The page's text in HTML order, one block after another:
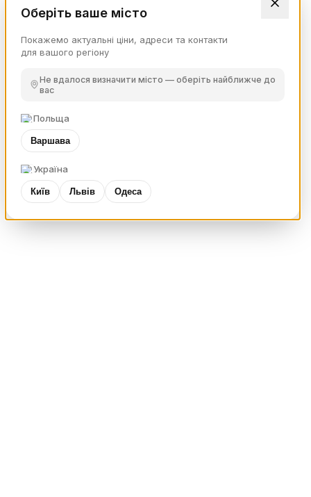
Оберіть ваше місто
Покажемо актуальні ціни, адреси та контакти
для вашого регіону
Не вдалося визначити місто — оберіть найближче до
вас
Польща
Варшава
Україна
Київ Львів Одеса